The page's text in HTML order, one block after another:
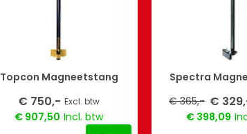
Topcon Magneetstang
€ 750,- Excl. btw
€ 907,50 Incl. btw
Spectra
€ 365,- €
€ 398,09